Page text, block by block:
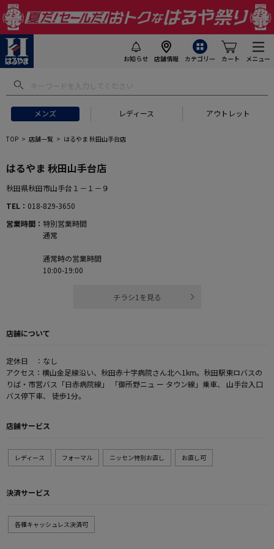
お知らせ 店舗情報 カテゴリー カート メニュー
メンズ レディース アウトレット
TOP 店舗一覧 はるやま 秋田山手台店
はるやま 秋田山手台店
秋田県秋田市山手台１－１－９
TEL
018-829-3650
営業時間
特別営業時間
通常
通常時の営業時間
10:00-19:00
チラシ1を見る
店舗について
定休日 ：なし
アクセス：横山金足線沿い、秋田赤十字病院さん北へ1km。秋田駅東ロバスの
りば・市営バス「日赤病院線」 「御所野ニュ ー タウン線」乗車、 山手台入口
バス停下車、 徒歩1分。
店舗サービス
レディース フォーマル ニッセン特別お直し お直し可
決済サービス
各種キャッシュレス決済可